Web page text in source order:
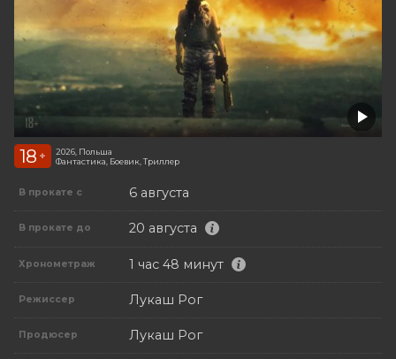
18 +
2026, Польша
Фантастика, Боевик, Триллер
В прокате с 6 августа
В прокате до 20 августа
Хронометраж 1 час 48 минут
Режиссер Лукаш Рог
Продюсер Лукаш Рог